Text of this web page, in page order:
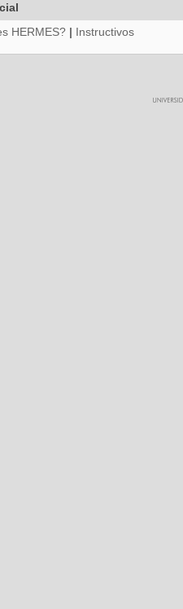
HERMES? | Instructivos